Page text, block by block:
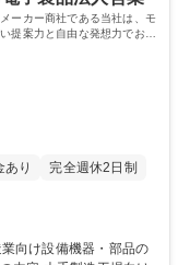
許普通自動車
ーカー商社である当社は、モ
提案力と自由な発想力でお客
あり
完全週休2日制